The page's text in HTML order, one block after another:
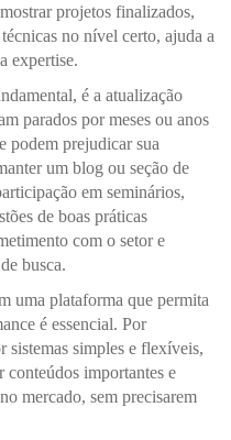
projetos finalizados,
no nível certo, ajuda a
expertise.
é a atualização
parados por meses ou anos
podem prejudicar sua
um blog ou seção de
em seminários,
de boas práticas
com o setor e
busca.
uma plataforma que permita
é essencial. Por
sistemas simples e flexíveis,
conteúdos importantes e
mercado, sem precisarem